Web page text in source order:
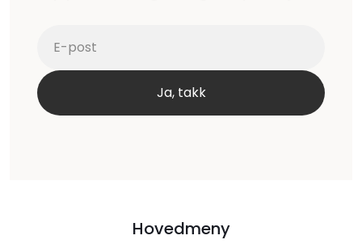
Hovedmeny